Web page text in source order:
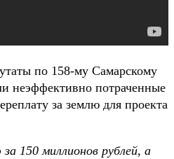
по 158-му Самарскому
неэффективно потраченные
за землю для проекта
150 миллионов рублей, а